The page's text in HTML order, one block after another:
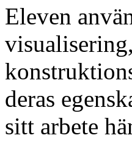
Eleven
deras
sitt arbete